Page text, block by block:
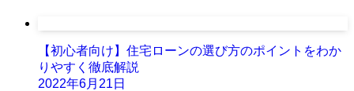
【初心者向け】住宅ローンの選び方のポイントをわか
りやすく徹底解説
2022年6月21日